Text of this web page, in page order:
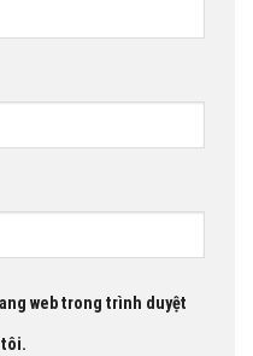
web trong trình duyệt
tôi.